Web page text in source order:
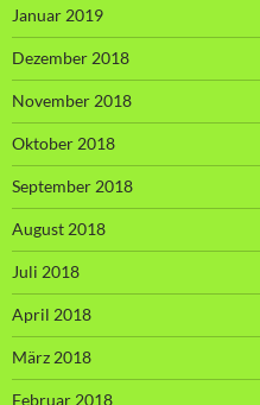
Januar 2019
Dezember 2018
November 2018
Oktober 2018
September 2018
August 2018
Juli 2018
April 2018
März 2018
Februar 2018